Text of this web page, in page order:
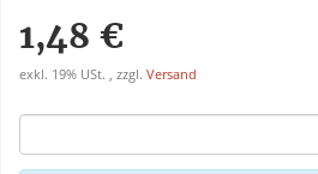
1,48 €
exkl. 19% USt. , zzgl. Versand